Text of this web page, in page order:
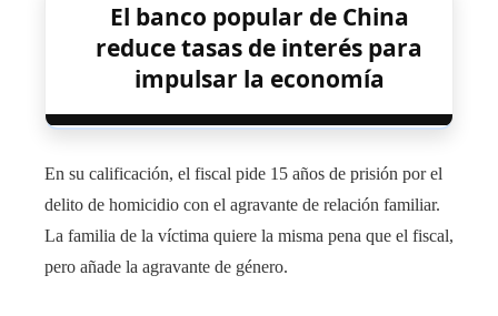
El banco popular de China
reduce tasas de interés para
impulsar la economía
En su calificación, el fiscal pide 15 años de prisión por el
delito de homicidio con el agravante de relación familiar.
La familia de la víctima quiere la misma pena que el fiscal,
pero añade la agravante de género.